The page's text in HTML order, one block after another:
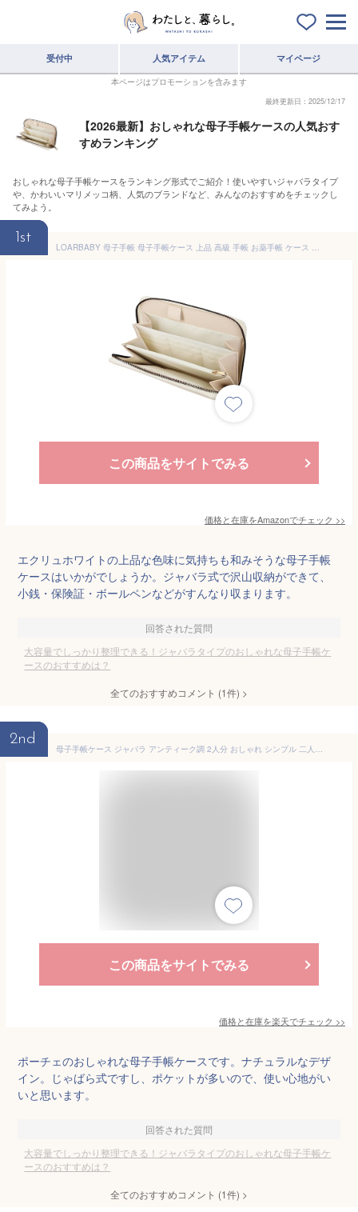
受付中 人気アイテム マイページ
本ページはプロモーションを含みます
最終更新日：2025/12/17
【2026最新】おしゃれな母子手帳ケースの人気おす
すめランキング
おしゃれな母子手帳ケースをランキング形式でご紹介！使いやすいジャバラタイプ
や、かわいいマリメッコ柄、人気のブランドなど、みんなのおすすめをチェックし
てみよう。
1st
LOARBABY 母子手帳 母子手帳ケース 上品 高級 手帳 お薬手帳 ケース シンプル おしゃれ カード 収納 マルチケース マルチポーチ ベビー (エクリュホワイト, ジャバラ型)
この商品をサイトでみる
価格と在庫をAmazonでチェック >>
エクリュホワイトの上品な色味に気持ちも和みそうな母子手帳
ケースはいかがでしょうか。ジャバラ式で沢山収納ができて、
小銭・保険証・ボールペンなどがすんなり収まります。
回答された質問
大容量でしっかり整理できる！ジャバラタイプのおしゃれな母子手帳ケ
ースのおすすめは？
全てのおすすめコメント (1件) >
2nd
母子手帳ケース ジャバラ アンティーク調 2人分 おしゃれ シンプル 二人用 3人分 お薬手帳 ケース ブランド Pouche ポーチェ
この商品をサイトでみる
価格と在庫を楽天でチェック >>
ポーチェのおしゃれな母子手帳ケースです。ナチュラルなデザ
イン。じゃばら式ですし、ポケットが多いので、使い心地がい
いと思います。
回答された質問
大容量でしっかり整理できる！ジャバラタイプのおしゃれな母子手帳ケ
ースのおすすめは？
全てのおすすめコメント (1件) >